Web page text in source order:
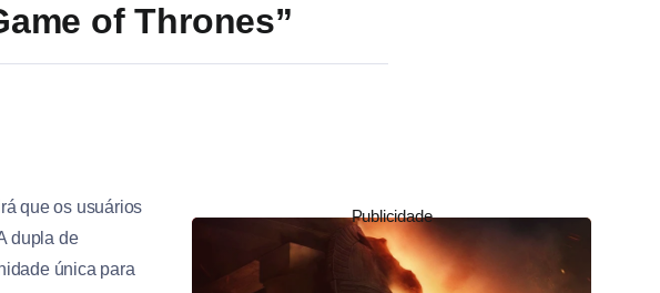
of Thrones”
que os usuários
dupla de
única para
Publicidade